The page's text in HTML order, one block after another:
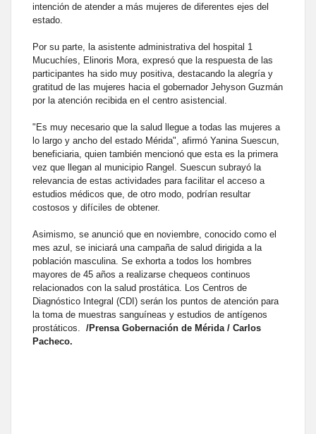
intención de atender a más mujeres de diferentes ejes del
estado.
Por su parte, la asistente administrativa del hospital 1
Mucuchíes, Elinoris Mora, expresó que la respuesta de las
participantes ha sido muy positiva, destacando la alegría y
gratitud de las mujeres hacia el gobernador Jehyson Guzmán
por la atención recibida en el centro asistencial.
"Es muy necesario que la salud llegue a todas las mujeres a
lo largo y ancho del estado Mérida", afirmó Yanina Suescun,
beneficiaria, quien también mencionó que esta es la primera
vez que llegan al municipio Rangel. Suescun subrayó la
relevancia de estas actividades para facilitar el acceso a
estudios médicos que, de otro modo, podrían resultar
costosos y difíciles de obtener.
Asimismo, se anunció que en noviembre, conocido como el
mes azul, se iniciará una campaña de salud dirigida a la
población masculina. Se exhorta a todos los hombres
mayores de 45 años a realizarse chequeos continuos
relacionados con la salud prostática. Los Centros de
Diagnóstico Integral (CDI) serán los puntos de atención para
la toma de muestras sanguíneas y estudios de antígenos
prostáticos.
/Prensa Gobernación de Mérida / Carlos
Pacheco.